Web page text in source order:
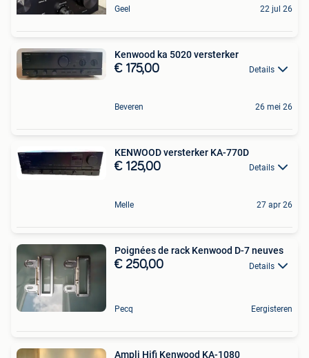
Geel 22 jul 26
Kenwood ka 5020 versterker
€ 175,00 Details
Beveren 26 mei 26
KENWOOD versterker KA-770D
€ 125,00 Details
Melle 27 apr 26
Poignées de rack Kenwood D-7 neuves
€ 250,00 Details
Pecq Eergisteren
Ampli Hifi Kenwood KA-1080